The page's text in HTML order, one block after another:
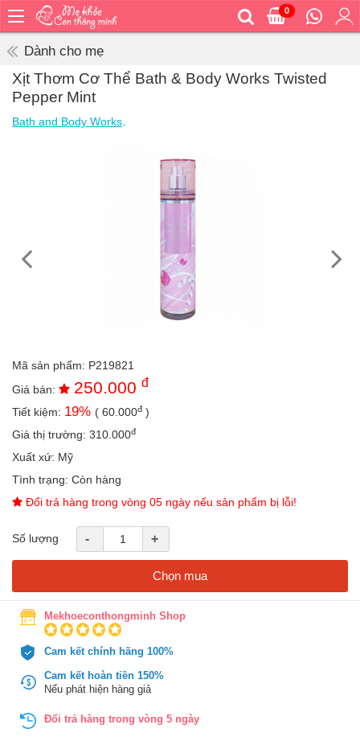
0
Bé
ăn
vệ
ngoài
an
toàn
Bé
tắm
Bé
mà
học
cho
bố
dùng
nhà
Tin
Dành cho mẹ
Xịt Thơm Cơ Thể Bath & Body Works Twisted
Pepper Mint
Bath and Body Works
Mã sản phẩm: P219821
Giá bán:
250.000 đ
Tiết kiệm: 19% ( 60.000đ )
Giá thị trường: 310.000đ
Xuất xứ: Mỹ
Tình trạng: Còn hàng
Đổi trả hàng trong vòng 05 ngày nếu sản phẩm bị lỗi!
Số lượng - +
Chọn mua
Mekhoeconthongminh Shop
Cam kết chính hãng 100%
Cam kết hoàn tiền 150%
Nếu phát hiện hàng giả
Đổi trả hàng trong vòng 5 ngày